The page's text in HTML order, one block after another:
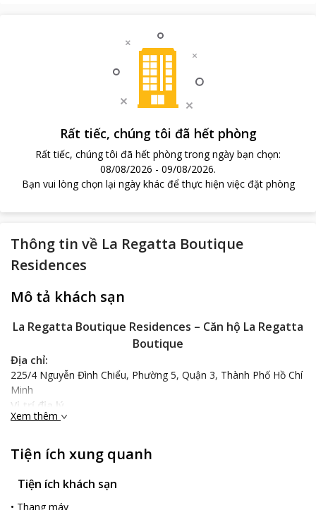
Rất tiếc, chúng tôi đã hết phòng
Rất tiếc, chúng tôi đã hết phòng trong ngày bạn chọn:
08/08/2026 - 09/08/2026.
Bạn vui lòng chọn lại ngày khác để thực hiện việc đặt phòng
Thông tin về La Regatta Boutique
Residences
Mô tả khách sạn
La Regatta Boutique Residences – Căn hộ La Regatta
Boutique
Địa chỉ:
225/4 Nguyễn Đình Chiểu, Phường 5, Quận 3, Thành Phố Hồ Chí
Minh
Vị trí địa lý
Cách trung tâm 1.5 km, La Regatta Boutique Residences thuận
lịch nổi tiếng bậc nhất tại thành phố Hồ Chí Minh như cách công
viên Tao Đàn 700 m, bảo tàng Chứng tích Chiến tranh 900 m,
dinh Thống Nhất 1.1 km, chợ Bến Thành 1.3 km cùng nhiều địa
điểm hấp dẫn khác.
Xem thêm
Tiện ích xung quanh
Tiện ích khách sạn
• Thang máy